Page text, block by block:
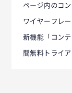
ページ内のコ
ワイヤーフレ
新機能「コン
間無料トライ